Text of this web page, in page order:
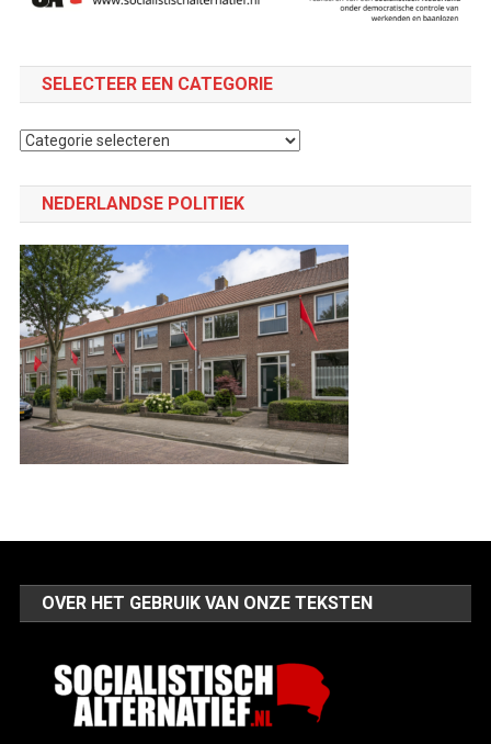
SELECTEER EEN CATEGORIE
Selecteer
categorie
NEDERLANDSE POLITIEK
OVER HET GEBRUIK VAN ONZE TEKSTEN